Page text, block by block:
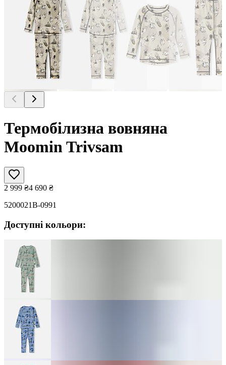
Термобілизна вовняна
Moomin Trivsam
2 999 ₴4 690 ₴
5200021B-0991
Доступні кольори: